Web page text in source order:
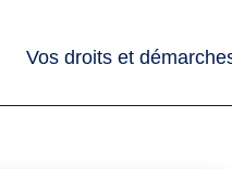
Vos droits et